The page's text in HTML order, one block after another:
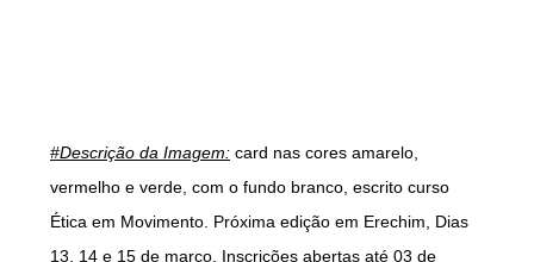
#Descrição da Imagem: card nas cores amarelo,
vermelho e verde, com o fundo branco, escrito curso
Ética em Movimento. Próxima edição em Erechim, Dias
13, 14 e 15 de março, Inscrições abertas até 03 de